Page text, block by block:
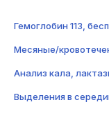
Гемоглобин 113,
Месяные/
Анализ кала,
Выделения в